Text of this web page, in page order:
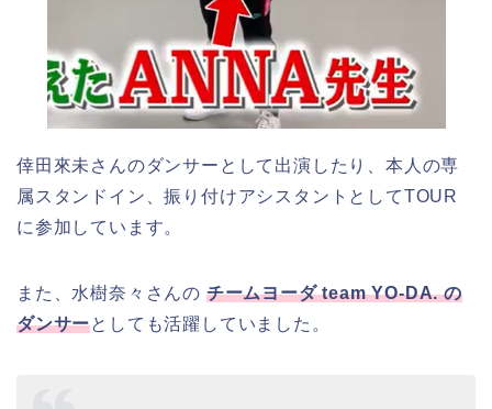
倖田來未さんのダンサーとして出演したり、本人の専
属スタンドイン、振り付けアシスタントとしてTOUR
に参加しています。
また、水樹奈々さんの チームヨーダ team YO-DA. の
ダンサーとしても活躍していました。